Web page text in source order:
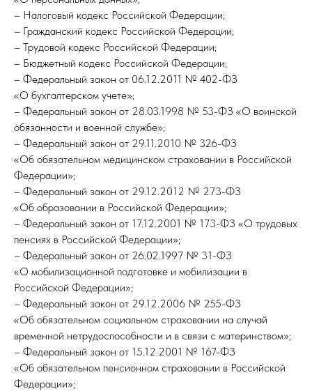
– Налоговый кодекс Российской Федерации;
– Гражданский кодекс Российской Федерации;
– Трудовой кодекс Российской Федерации;
– Бюджетный кодекс Российской Федерации;
– Федеральный закон от 06.12.2011 № 402-ФЗ
«О бухгалтерском учете»;
– Федеральный закон от 28.03.1998 № 53-ФЗ «О воинской
обязанности и военной службе»;
– Федеральный закон от 29.11.2010 № 326-ФЗ
«Об обязательном медицинском страховании в Российской
Федерации»;
– Федеральный закон от 29.12.2012 № 273-ФЗ
«Об образовании в Российской Федерации»;
– Федеральный закон от 17.12.2001 № 173-ФЗ «О трудовых
пенсиях в Российской Федерации»;
– Федеральный закон от 26.02.1997 № 31-ФЗ
«О мобилизационной подготовке и мобилизации в
Российской Федерации»;
– Федеральный закон от 29.12.2006 № 255-ФЗ
«Об обязательном социальном страховании на случай
временной нетрудоспособности и в связи с материнством»;
– Федеральный закон от 15.12.2001 № 167-ФЗ
«Об обязательном пенсионном страховании в Российской
Федерации»;